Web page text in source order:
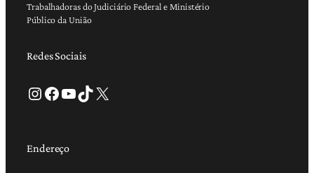
Trabalhadoras do Judiciário Federal e Ministério
Público da União
Redes Sociais
Instagram Facebook Youtube TikTok X
Endereço